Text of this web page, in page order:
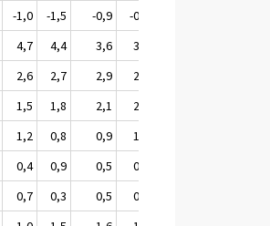
-1,0 -1,5 -0,9 -0,5
4,7 4,4 3,6 3,5
2,6 2,7 2,9 2,6
1,5 1,8 2,1 2,2
1,2 0,8 0,9 1,0
0,4 0,9 0,5 0,4
0,7 0,3 0,5 0,6